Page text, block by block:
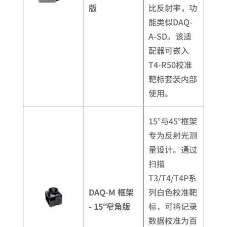
版
比反射率，功
能类似DAQ-
A-SD。该适
配器可嵌入
T4-R50校准
靶标套装内部
使用。
DAQ-M 框架
- 15°窄角版
15°与45°框架
专为反射光测
量设计。通过
扫描
T3/T4/T4P系
列白色校准靶
标，可将记录
数据校准为百